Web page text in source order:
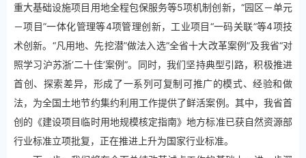
重大基础设施项目用地全程包保服务等5项机制创新，“园区－单元
－项目”一体化管理等4项管理创新，工业项目“一码关联”等4项技
术创新。“凡用地、先挖潜”做法入选“全省十大改革案例”及我省“对
照学习沪苏浙‘二十佳’案例”。同时，我们坚持典型引路，积极推进
首创、探索差异，形成了一系列可复制可推广的模式、经验和做
法，为全国土地节约集约利用工作提供了鲜活案例。其中，我省首
创的《建设项目临时用地规模核定指南》地方标准已获自然资源部
行业标准立项批复，正在推进上升为国家行业标准。